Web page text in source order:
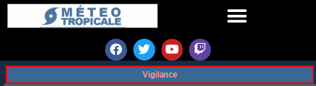
Vigilance